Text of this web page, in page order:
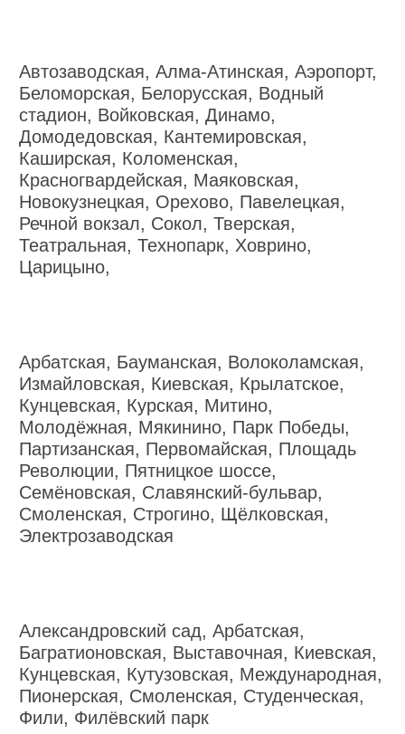
Автозаводская, Алма-Атинская, Аэропорт,
Беломорская, Белорусская, Водный
стадион, Войковская, Динамо,
Домодедовская, Кантемировская,
Каширская, Коломенская,
Красногвардейская, Маяковская,
Новокузнецкая, Орехово, Павелецкая,
Речной вокзал, Сокол, Тверская,
Театральная, Технопарк, Ховрино,
Царицыно,
Арбатская, Бауманская, Волоколамская,
Измайловская, Киевская, Крылатское,
Кунцевская, Курская, Митино,
Молодёжная, Мякинино, Парк Победы,
Партизанская, Первомайская, Площадь
Революции, Пятницкое шоссе,
Семёновская, Славянский-бульвар,
Смоленская, Строгино, Щёлковская,
Электрозаводская
Александровский сад, Арбатская,
Багратионовская, Выставочная, Киевская,
Кунцевская, Кутузовская, Международная,
Пионерская, Смоленская, Студенческая,
Фили, Филёвский парк